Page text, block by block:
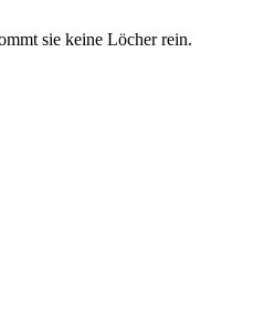
sie keine Löcher rein.